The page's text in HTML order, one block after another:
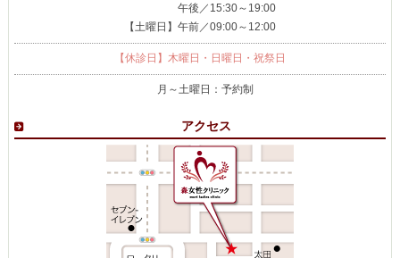
午後／15:30～19:00
【土曜日】午前／09:00～12:00
【休診日】木曜日・日曜日・祝祭日
月～土曜日：予約制
アクセス